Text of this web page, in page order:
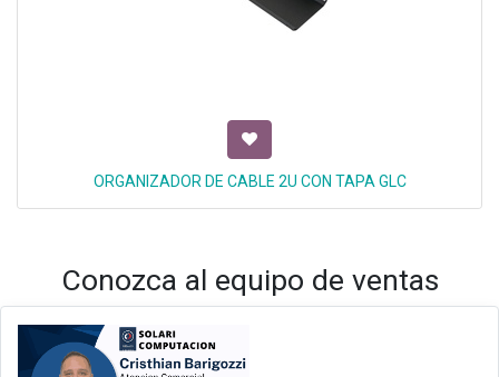
ORGANIZADOR DE CABLE 2U CON TAPA GLC
Conozca al equipo de ventas